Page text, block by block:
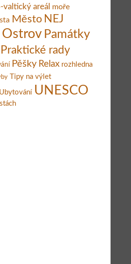
valtický areál moře
Město NEJ
Ostrov Památky
Praktické rady
Pěšky Relax rozhledna
Tipy na výlet
Ubytování UNESCO